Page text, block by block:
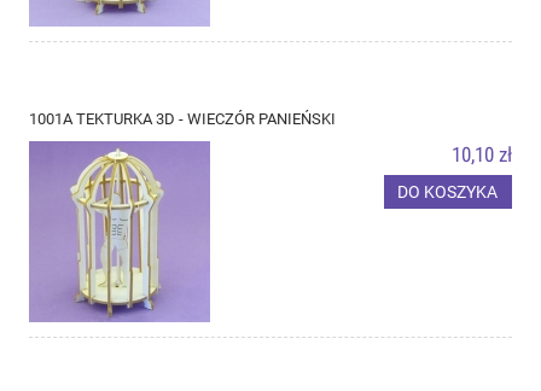
1001A TEKTURKA 3D - WIECZÓR PANIEŃSKI
10,10 zł
DO KOSZYKA